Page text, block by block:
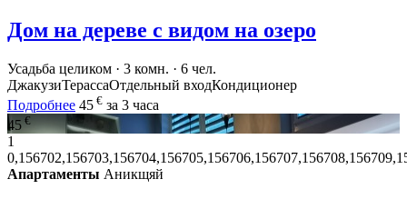
Дом на дереве с видом на озеро
Усадьба целиком · 3 комн. · 6 чел.
ДжакузиТерассаОтдельный входКондиционер
Подробнее 45 € за 3 часа
45 €
1
Апартаменты Аникщяй